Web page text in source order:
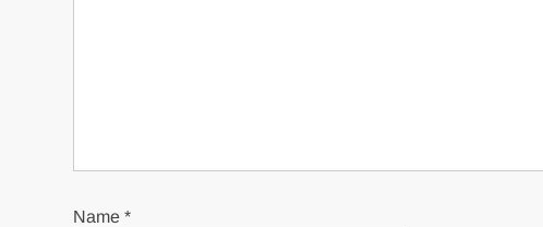
Name*